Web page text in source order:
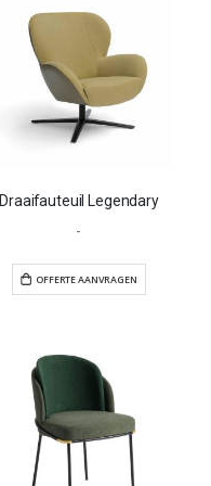
Draaifauteuil Legendary
-
OFFERTE